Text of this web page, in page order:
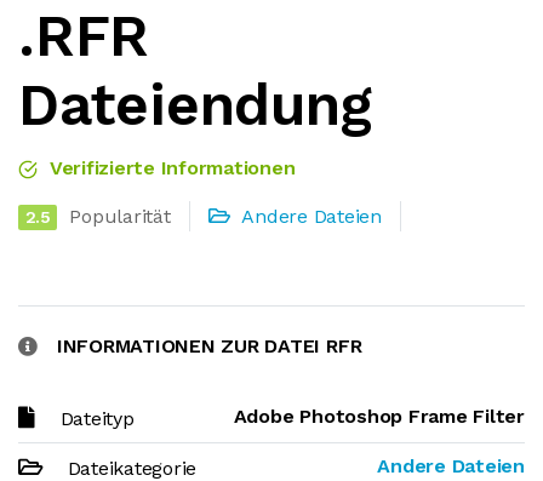
.RFR
Dateiendung
Verifizierte Informationen
2.5 Popularität Andere Dateien
INFORMATIONEN ZUR DATEI RFR
Dateityp Adobe Photoshop Frame Filter
Dateikategorie Andere Dateien